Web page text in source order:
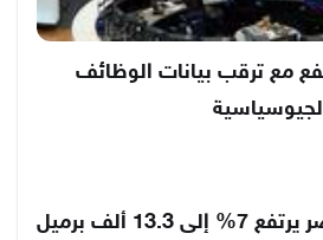
مع ترقب بيانات الوظائف
إنتاج دانة غاز في مصر يرتفع 7% إلى 13.3 ألف برميل